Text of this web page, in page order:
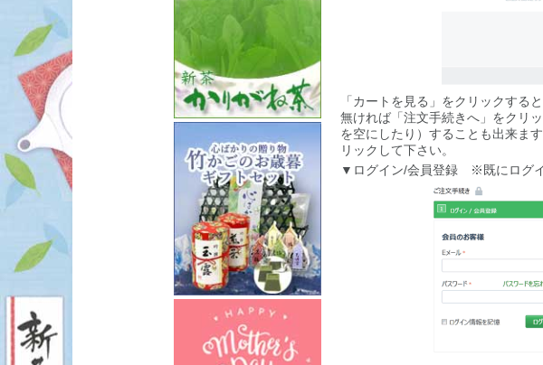
「カートを見る」をクリックする
無ければ「注文手続きへ」をクリ
を空にしたり）することも出来ま
リックして下さい。
▼ログイン/会員登録 ※既にログイ